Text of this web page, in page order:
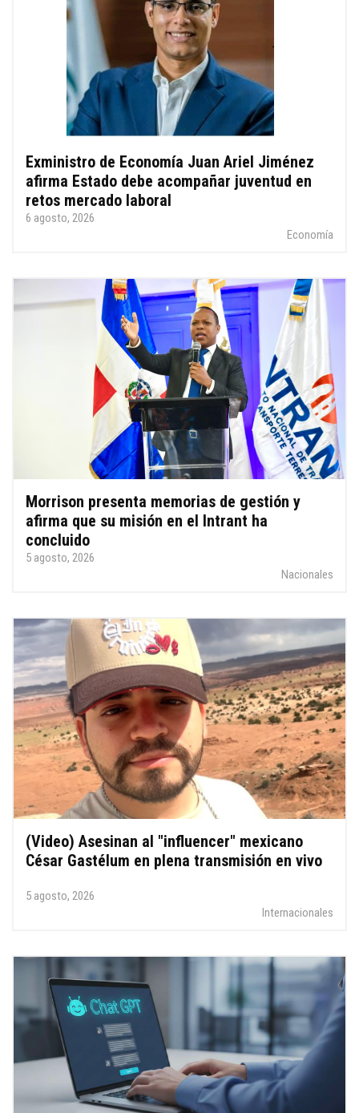
Exministro de Economía Juan Ariel Jiménez
afirma Estado debe acompañar juventud en
retos mercado laboral
6 agosto, 2026
Economía
Morrison presenta memorias de gestión y
afirma que su misión en el Intrant ha
concluido
5 agosto, 2026
Nacionales
(Video) Asesinan al "influencer" mexicano
César Gastélum en plena transmisión en vivo
5 agosto, 2026
Internacionales